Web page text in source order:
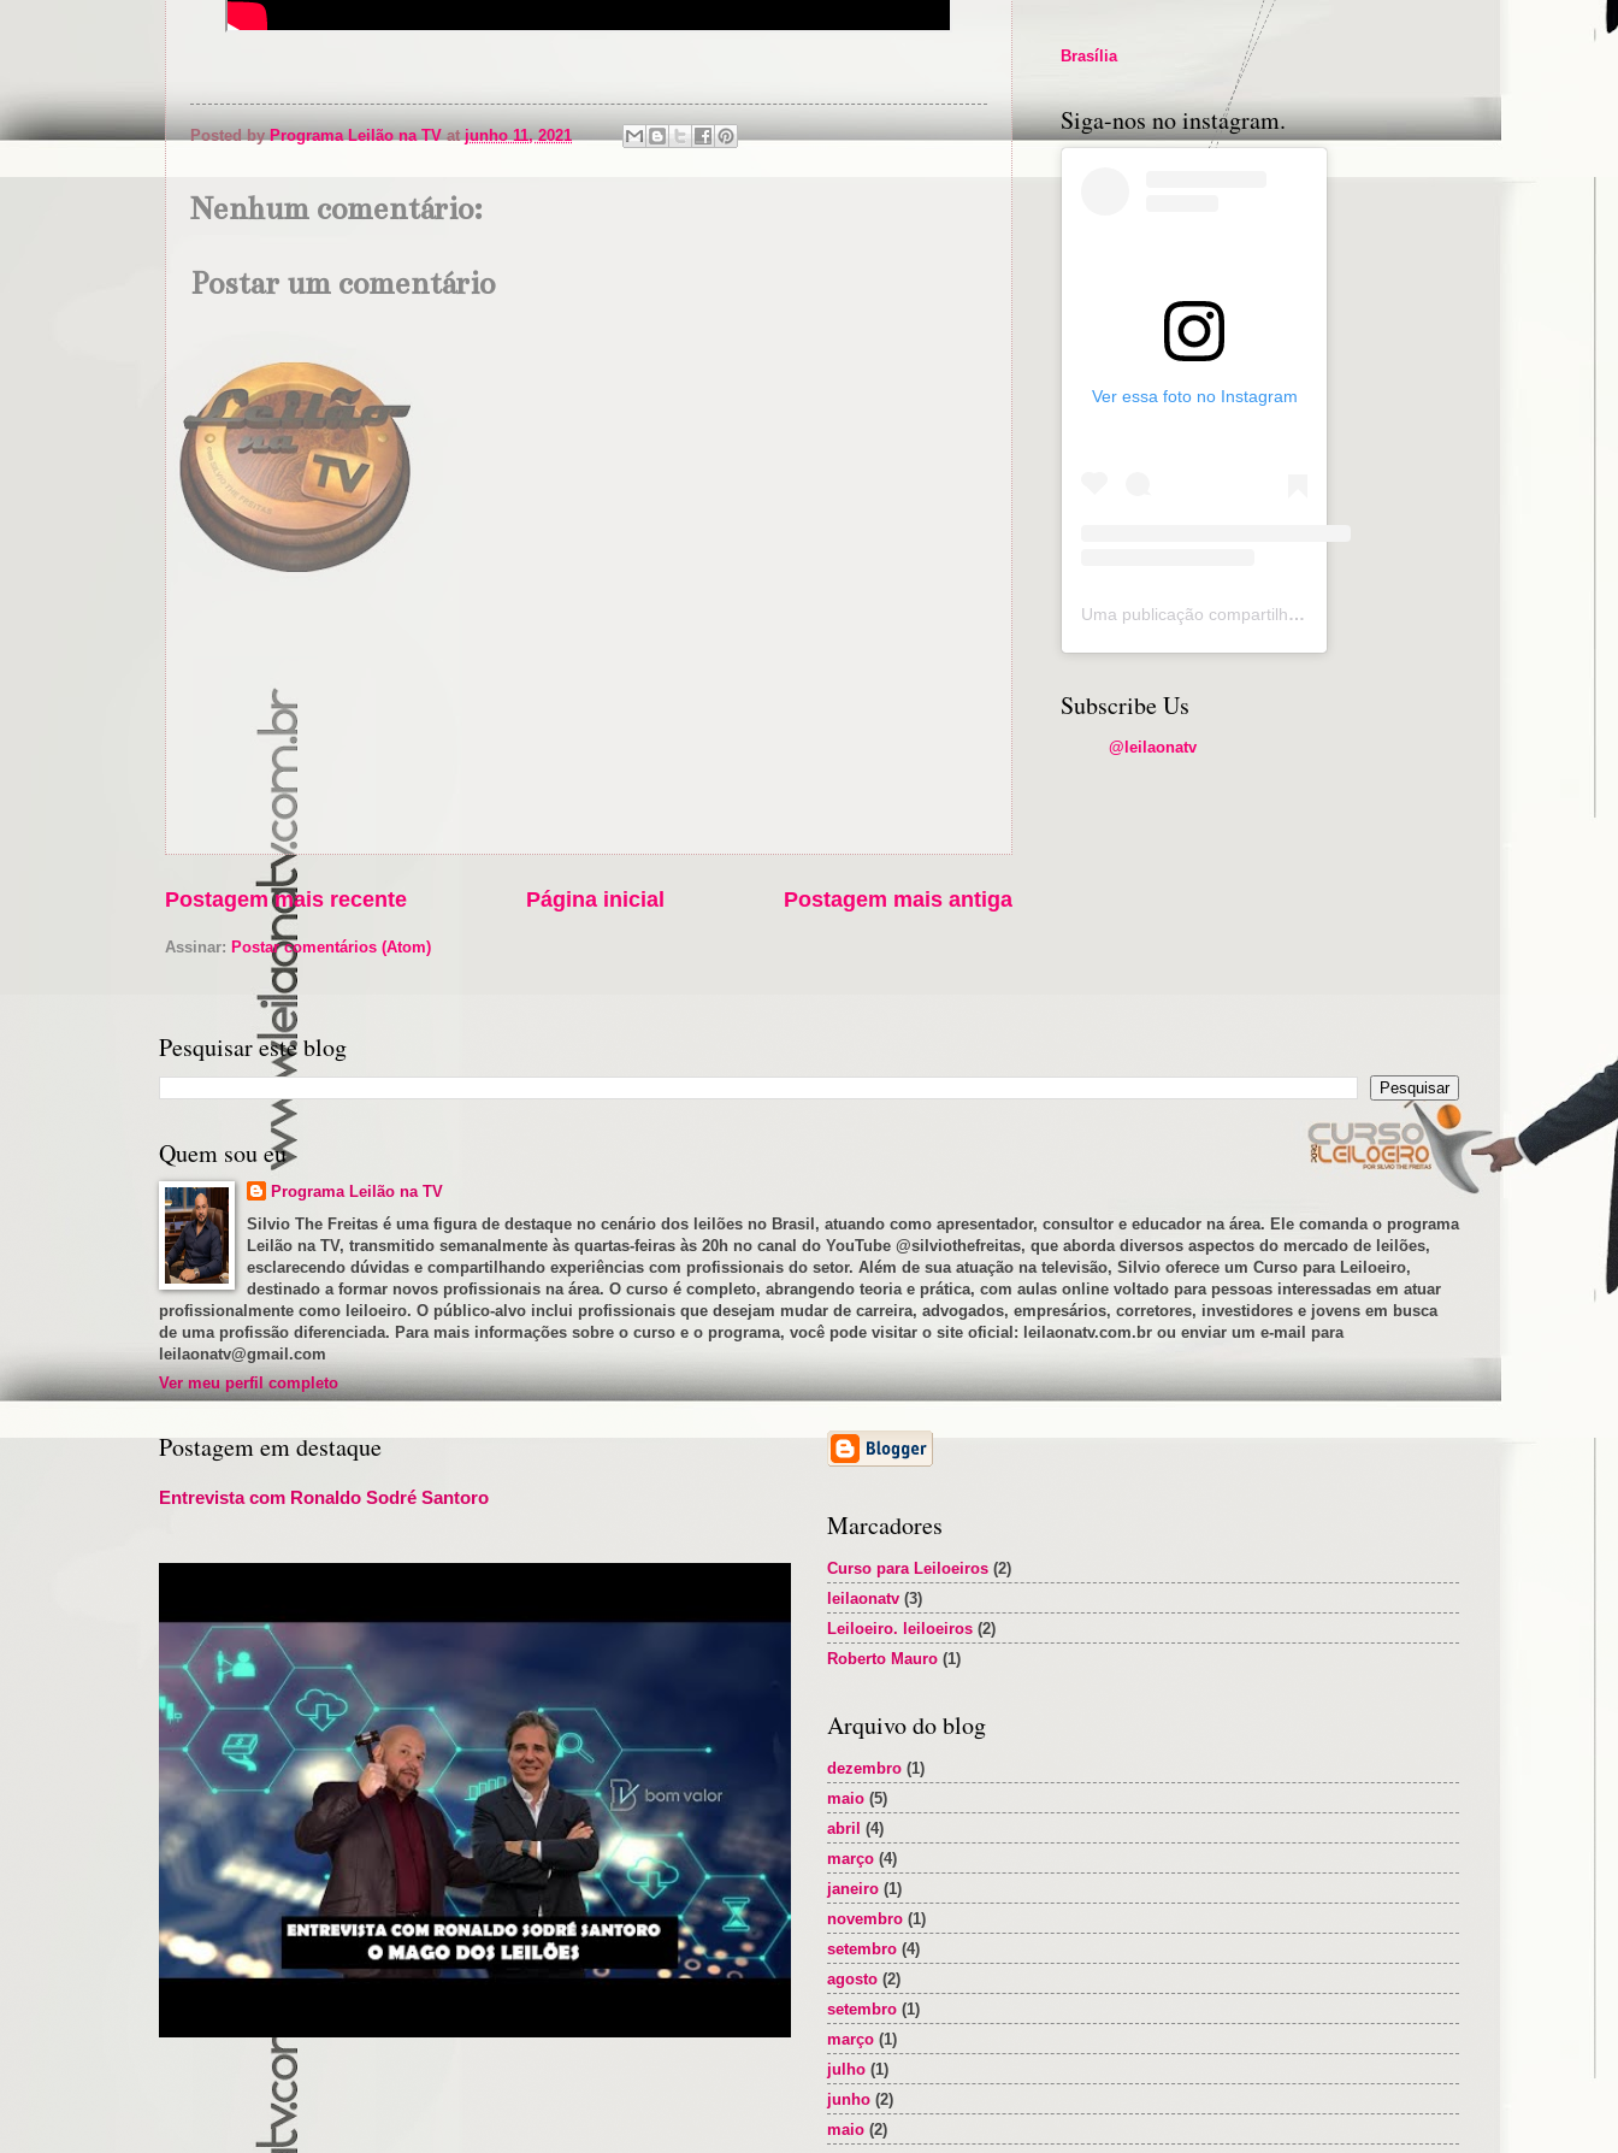
Posted byPrograma Leilão na TV atjunho 11, 2021
Nenhum comentário:
Postar um comentário
Postagem mais recente Postagem mais antiga
Página inicial
Assinar: Postar comentários (Atom)
Brasília
Siga-nos no instagram.
Ver essa foto no Instagram
Uma publicação compartilhada por Silvio de Freitas (@leilaonatv_)
Subscribe Us
@leilaonatv
Pesquisar este blog
Quem sou eu
Programa Leilão na TV
Silvio The Freitas é uma figura de destaque no cenário dos leilões no Brasil, atuando como apresentador, consultor e educador na área. Ele comanda o programa
Leilão na TV, transmitido semanalmente às quartas-feiras às 20h no canal do YouTube @silviothefreitas, que aborda diversos aspectos do mercado de leilões,
esclarecendo dúvidas e compartilhando experiências com profissionais do setor. Além de sua atuação na televisão, Silvio oferece um Curso para Leiloeiro,
destinado a formar novos profissionais na área. O curso é completo, abrangendo teoria e prática, com aulas online voltado para pessoas interessadas em atuar
profissionalmente como leiloeiro. O público-alvo inclui profissionais que desejam mudar de carreira, advogados, empresários, corretores, investidores e jovens em busca
de uma profissão diferenciada. Para mais informações sobre o curso e o programa, você pode visitar o site oficial: leilaonatv.com.br ou enviar um e-mail para
leilaonatv@gmail.com
Ver meu perfil completo
Postagem em destaque
Entrevista com Ronaldo Sodré Santoro
Marcadores
Curso para Leiloeiros (2)
leilaonatv (3)
Leiloeiro. leiloeiros (2)
Roberto Mauro (1)
Arquivo do blog
dezembro (1)
maio (5)
abril (4)
março (4)
janeiro (1)
novembro (1)
setembro (4)
agosto (2)
setembro (1)
março (1)
julho (1)
junho (2)
maio (2)